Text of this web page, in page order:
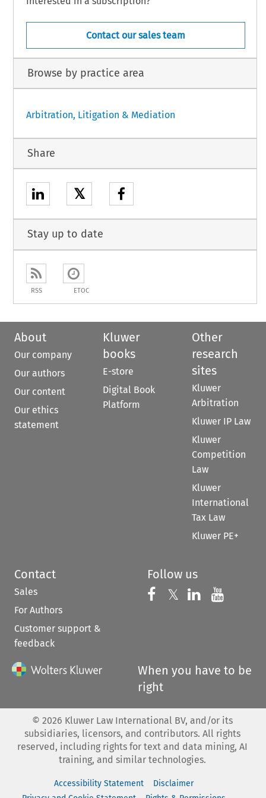
Contact our sales team
Browse by practice area
Arbitration, Litigation & Mediation
Share
𝕏
Stay up to date
RSS ETOC
About
Our company
Our authors
Our content
Our ethics
statement
Kluwer
books
E-store
Digital Book
Platform
Other
research
sites
Kluwer
Arbitration
Kluwer IP Law
Kluwer
Competition
Law
Kluwer
International
Tax Law
Kluwer PE+
Contact
Sales
For Authors
Customer support &
feedback
Follow us
Follow us on
𝕏 Follow us on
Follow us
When you have to be
right
© 2026 Kluwer Law International BV, and/or its
subsidiaries, licensors, and contributors. All rights
reserved, including rights for text and data mining, AI
training, and similar technologies.
Accessibility Statement
Disclaimer